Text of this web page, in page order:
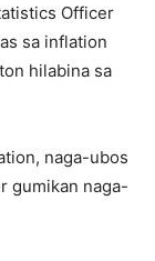
Officer
sa inflation
hilabina sa
naga-ubos
gumikan naga-